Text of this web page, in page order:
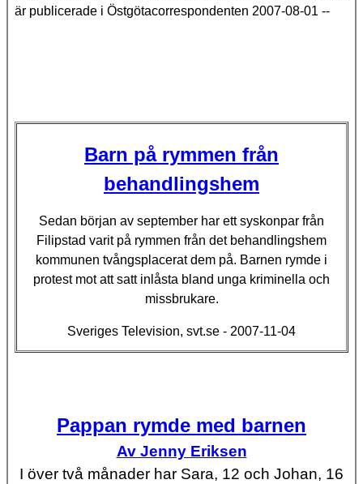
är publicerade i Östgötacorrespondenten 2007-08-01 --
Barn på rymmen från
behandlingshem
Sedan början av september har ett syskonpar från
Filipstad varit på rymmen från det behandlingshem
kommunen tvångsplacerat dem på. Barnen rymde i
protest mot att satt inlåsta bland unga kriminella och
missbrukare.
Sveriges Television, svt.se - 2007-11-04
Pappan rymde med barnen
Av Jenny Eriksen
I över två månader har Sara, 12 och Johan, 16